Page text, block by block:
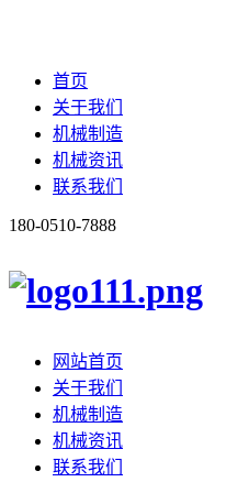
首页
关于我们
机械制造
机械资讯
联系我们
180-0510-7888
网站首页
关于我们
机械制造
机械资讯
联系我们